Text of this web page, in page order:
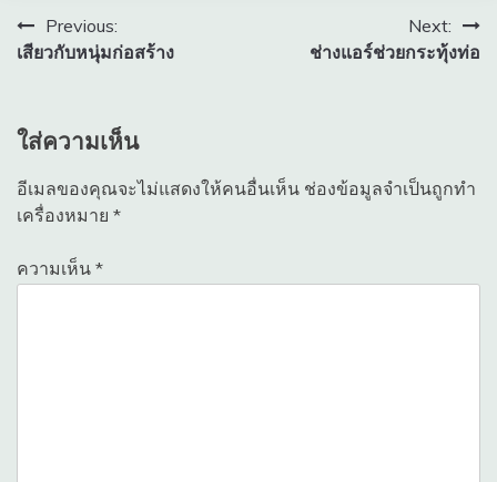
แนะแนว
เรื่อง
Previous:
เสียวกับหนุ่มก่อสร้าง
Next:
ช่างแอร์ช่วยกระทุ้งท่อ
ใส่ความเห็น
อีเมลของคุณจะไม่แสดงให้คนอื่นเห็น ช่องข้อมูลจำเป็นถูกทำ
เครื่องหมาย *
ความเห็น *